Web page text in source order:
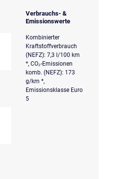
Verbrauchs- &
Emissionswerte
Kombinierter
Kraftstoffverbrauch
(NEFZ): 7,3 l/100 km
*, CO₂-Emissionen
komb. (NEFZ): 173
g/km *,
Emissionsklasse Euro
5